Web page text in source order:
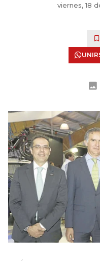
viernes, 18